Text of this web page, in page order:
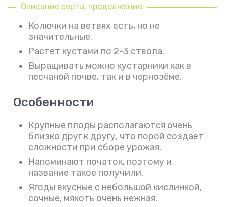
Описание сорта, продолжение
Колючки на ветвях есть, но не
значительные.
Растет кустами по 2-3 ствола.
Выращивать можно кустарники как в
песчаной почве, так и в чернозёме.
Особенности
Крупные плоды располагаются очень
близко друг к другу, что порой создает
сложности при сборе урожая.
Напоминают початок, поэтому и
название такое получили.
Ягоды вкусные с небольшой кислинкой,
сочные, мякоть очень нежная.